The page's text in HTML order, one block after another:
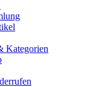
Kategorien